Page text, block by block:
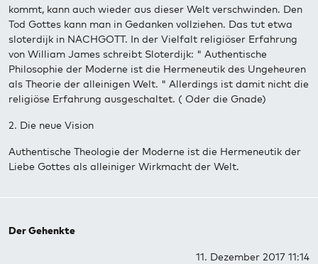
kommt, kann auch wieder aus dieser Welt verschwinden. Den
Tod Gottes kann man in Gedanken vollziehen. Das tut etwa
sloterdijk in NACHGOTT. In der Vielfalt religiöser Erfahrung
von William James schreibt Sloterdijk: " Authentische
Philosophie der Moderne ist die Hermeneutik des Ungeheuren
als Theorie der alleinigen Welt. " Allerdings ist damit nicht die
religiöse Erfahrung ausgeschaltet. ( Oder die Gnade)
2. Die neue Vision
Authentische Theologie der Moderne ist die Hermeneutik der
Liebe Gottes als alleiniger Wirkmacht der Welt.
Der Gehenkte
11. Dezember 2017 11:14